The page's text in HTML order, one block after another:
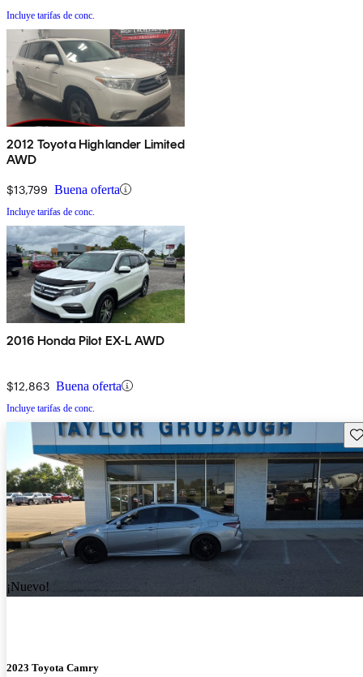
Incluye tarifas de conc.
2012 Toyota Highlander Limited
AWD
$13,799 Buena oferta
Incluye tarifas de conc.
2016 Honda Pilot EX-L AWD
$12,863 Buena oferta
Incluye tarifas de conc.
¡Nuevo!
2023 Toyota Camry